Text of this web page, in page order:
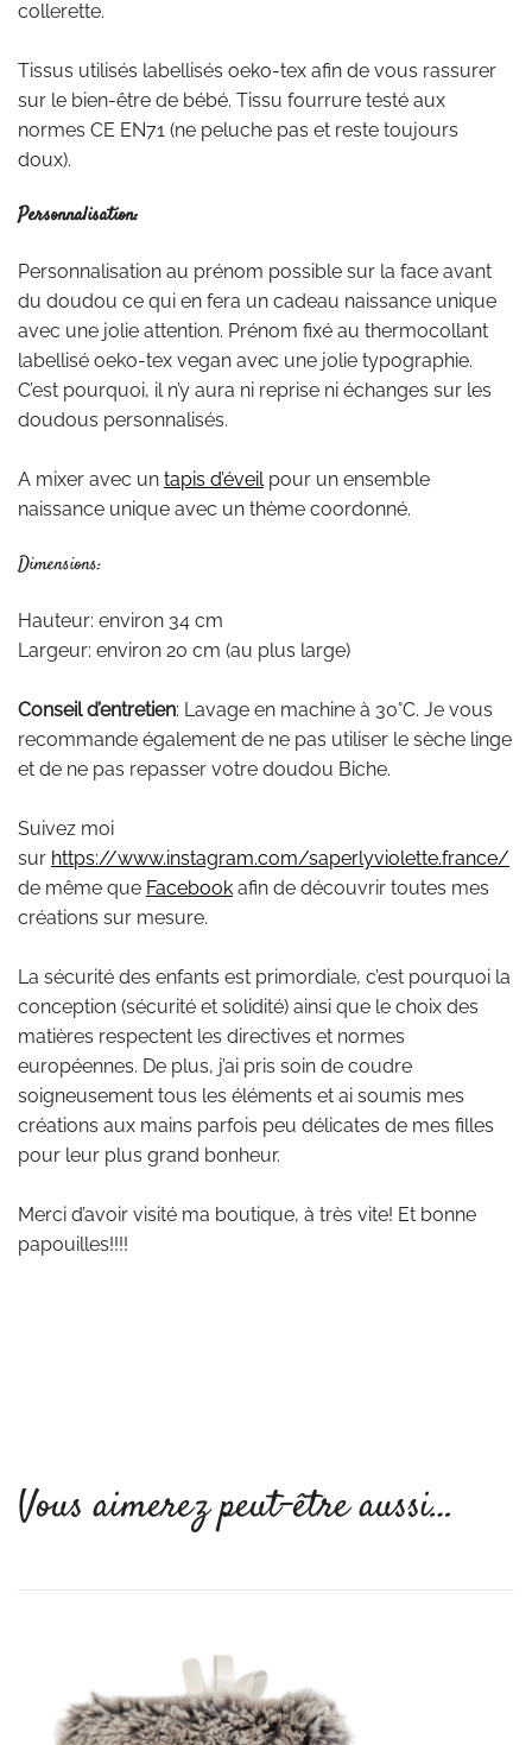
collerette.
Tissus utilisés labellisés oeko-tex afin de vous rassurer
sur le bien-être de bébé. Tissu fourrure testé aux
normes CE EN71 (ne peluche pas et reste toujours
doux).
Personnalisation:
Personnalisation au prénom possible sur la face avant
du doudou ce qui en fera un cadeau naissance unique
avec une jolie attention. Prénom fixé au thermocollant
labellisé oeko-tex vegan avec une jolie typographie.
C’est pourquoi, il n’y aura ni reprise ni échanges sur les
doudous personnalisés.
A mixer avec un tapis d’éveilpour un ensemble
naissance unique avec un thème coordonné.
Dimensions:
Hauteur: environ 34 cm
Largeur: environ 20 cm (au plus large)
Conseil d’entretien: Lavage en machine à 30°C. Je vous
recommande également de ne pas utiliser le sèche linge
et de ne pas repasser votre doudou Biche.
Suivez moi
sur https://www.instagram.com/saperlyviolette.france/
de même que Facebook afin de découvrir toutes mes
créations sur mesure.
La sécurité des enfants est primordiale, c’est pourquoi la
conception (sécurité et solidité) ainsi que le choix des
matières respectent les directives et normes
européennes. De plus, j’ai pris soin de coudre
soigneusement tous les éléments et ai soumis mes
créations aux mains parfois peu délicates de mes filles
pour leur plus grand bonheur.
Merci d’avoir visité ma boutique, à très vite! Et bonne
papouilles!!!!
Vous aimerez peut-être aussi…